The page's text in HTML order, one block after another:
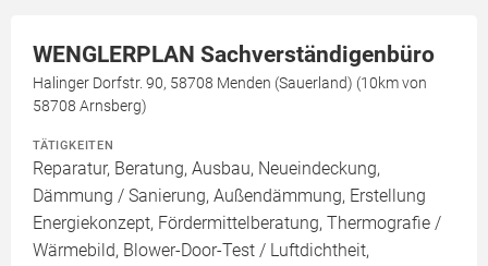
WENGLERPLAN Sachverständigenbüro
Halinger Dorfstr. 90, 58708 Menden (Sauerland) (10km von
58708 Arnsberg)
TÄTIGKEITEN
Reparatur, Beratung, Ausbau, Neueindeckung,
Dämmung / Sanierung, Außendämmung, Erstellung
Energiekonzept, Fördermittelberatung, Thermografie /
Wärmebild, Blower-Door-Test / Luftdichtheit,